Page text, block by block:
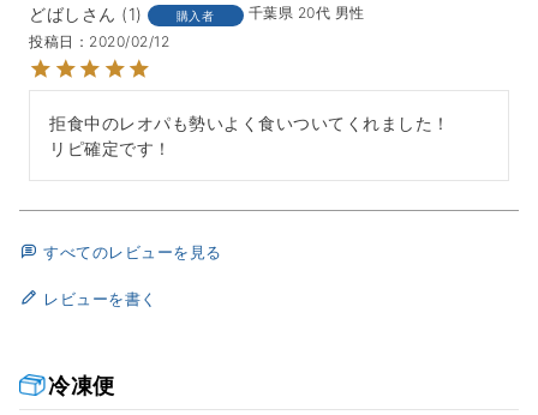
冷凍便
どばし 1 購入者 千葉県 20代 男性
投稿日
2020/02/12
拒食中のレオパも勢いよく食いついてくれました！
リピ確定です！
すべてのレビューを見る
レビューを書く